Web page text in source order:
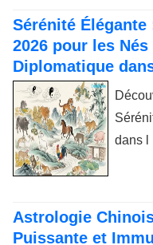
Sérénité
2026 pour les
Diplomatique
dans l
Astrologie
Puissante et